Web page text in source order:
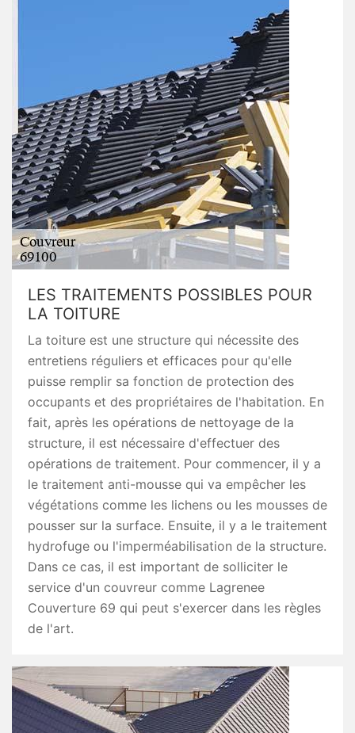
LES TRAITEMENTS POSSIBLES POUR
LA TOITURE
La toiture est une structure qui nécessite des
entretiens réguliers et efficaces pour qu'elle
puisse remplir sa fonction de protection des
occupants et des propriétaires de l'habitation. En
fait, après les opérations de nettoyage de la
structure, il est nécessaire d'effectuer des
opérations de traitement. Pour commencer, il y a
le traitement anti-mousse qui va empêcher les
végétations comme les lichens ou les mousses de
pousser sur la surface. Ensuite, il y a le traitement
hydrofuge ou l'imperméabilisation de la structure.
Dans ce cas, il est important de solliciter le
service d'un couvreur comme Lagrenee
Couverture 69 qui peut s'exercer dans les règles
de l'art.